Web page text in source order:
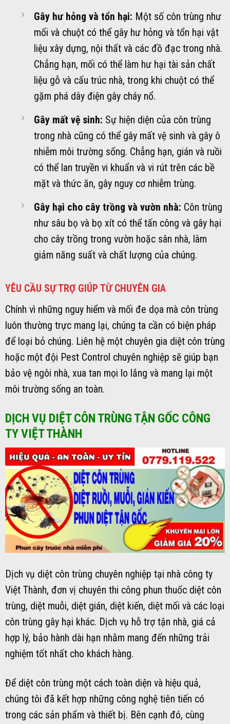
Gây hư hỏng và tổn hại: Một số côn trùng như
mối và chuột có thể gây hư hỏng và tổn hại vật
liệu xây dựng, nội thất và các đồ đạc trong nhà.
Chẳng hạn, mối có thể làm hư hại tài sản chất
liệu gỗ và cấu trúc nhà, trong khi chuột có thể
gặm phá dây điện gây cháy nổ.
Gây mất vệ sinh: Sự hiện diện của côn trùng
trong nhà cũng có thể gây mất vệ sinh và gây ô
nhiễm môi trường sống. Chẳng hạn, gián và ruồi
có thể lan truyền vi khuẩn và vi rút trên các bề
mặt và thức ăn, gây nguy cơ nhiễm trùng.
Gây hại cho cây trồng và vườn nhà: Côn trùng
như sâu bọ và bọ xít có thể tấn công và gây hại
cho cây trồng trong vườn hoặc sân nhà, làm
giảm năng suất và chất lượng của chúng.
YÊU CẦU SỰ TRỢ GIÚP TỪ CHUYÊN GIA
Chính vì những nguy hiểm và mối đe dọa mà côn trùng
luôn thường trực mang lại, chúng ta cần có biện pháp
để loại bỏ chúng. Liên hệ một chuyên gia diệt côn trùng
hoặc một đội Pest Control chuyên nghiệp sẽ giúp bạn
bảo vệ ngôi nhà, xua tan mọi lo lắng và mang lại một
môi trường sống an toàn.
DỊCH VỤ DIỆT CÔN TRÙNG TẬN GỐC CÔNG
TY VIỆT THÀNH
Dịch vụ diệt côn trùng chuyên nghiệp tại nhà công ty
Việt Thành, đơn vị chuyên thi công phun thuốc diệt côn
trùng, diệt muỗi, diệt gián, diệt kiến, diệt mối và các loại
côn trùng gây hại khác. Dịch vụ hỗ trợ tận nhà, giá cả
hợp lý, bảo hành dài hạn nhằm mang đến những trải
nghiệm tốt nhất cho khách hàng.
Để diệt côn trùng một cách toàn diện và hiệu quả,
chúng tôi đã kết hợp những công nghệ tiên tiến có
trong các sản phẩm và thiết bị. Bên cạnh đó, cùng